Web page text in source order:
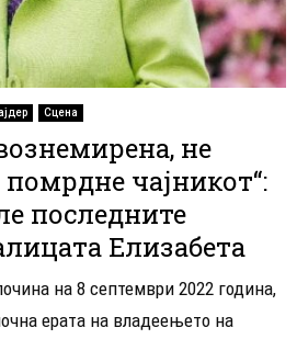
Сцена
не
чајникот“:
последните
Елизабета
на 8 септември 2022 година,
ерата на владеењето на